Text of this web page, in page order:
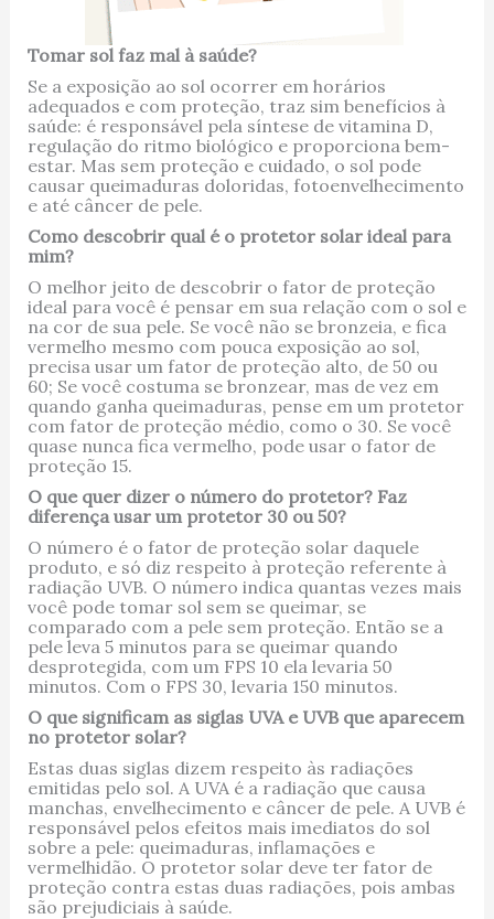
Tomar sol faz mal à saúde?
Se a exposição ao sol ocorrer em horários
adequados e com proteção, traz sim benefícios à
saúde: é responsável pela síntese de vitamina D,
regulação do ritmo biológico e proporciona bem-
estar. Mas sem proteção e cuidado, o sol pode
causar queimaduras doloridas, fotoenvelhecimento
e até câncer de pele.
Como descobrir qual é o protetor solar ideal para
mim?
O melhor jeito de descobrir o fator de proteção
ideal para você é pensar em sua relação com o sol e
na cor de sua pele. Se você não se bronzeia, e fica
vermelho mesmo com pouca exposição ao sol,
precisa usar um fator de proteção alto, de 50 ou
60; Se você costuma se bronzear, mas de vez em
quando ganha queimaduras, pense em um protetor
com fator de proteção médio, como o 30. Se você
quase nunca fica vermelho, pode usar o fator de
proteção 15.
O que quer dizer o número do protetor? Faz
diferença usar um protetor 30 ou 50?
O número é o fator de proteção solar daquele
produto, e só diz respeito à proteção referente à
radiação UVB. O número indica quantas vezes mais
você pode tomar sol sem se queimar, se
comparado com a pele sem proteção. Então se a
pele leva 5 minutos para se queimar quando
desprotegida, com um FPS 10 ela levaria 50
minutos. Com o FPS 30, levaria 150 minutos.
O que significam as siglas UVA e UVB que aparecem
no protetor solar?
Estas duas siglas dizem respeito às radiações
emitidas pelo sol. A UVA é a radiação que causa
manchas, envelhecimento e câncer de pele. A UVB é
responsável pelos efeitos mais imediatos do sol
sobre a pele: queimaduras, inflamações e
vermelhidão. O protetor solar deve ter fator de
proteção contra estas duas radiações, pois ambas
são prejudiciais à saúde.